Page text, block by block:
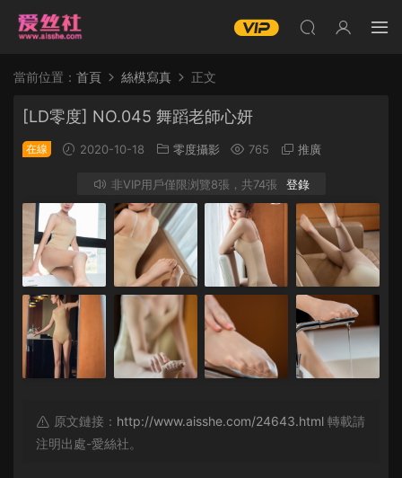
當前位置： 首頁 絲模寫真 正文
[LD零度] NO.045 舞蹈老師心妍
在線 2020-10-18 零度攝影 765 推廣
非VIP用戶僅限浏覽8張，共74張 登錄
原文鏈接： http://www.aisshe.com/24643.html 轉載請
注明出處-愛絲社。